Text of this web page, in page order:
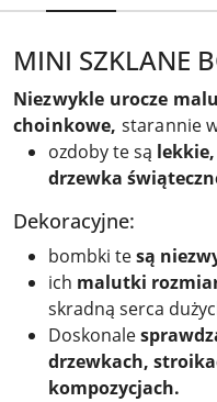
MINI SZKLANE
Niezwykle urocze
choinkowe, starannie
ozdoby te są lekkie,
drzewka
Dekoracyjne:
bombki tesą
ich malutki
skradną serca
Doskonale
drzewkach,
kompozycjach.